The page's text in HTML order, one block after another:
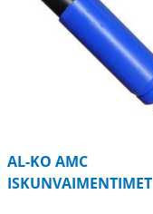
AL-KO AMC
ISKUNVAIMENTIMET